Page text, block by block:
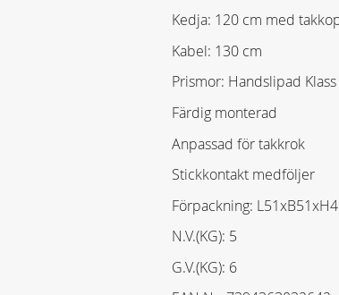
Kedja: 120 cm med
Kabel: 130 cm
Prismor: Handslipad
Färdig monterad
Anpassad för takkrok
Stickkontakt medföljer
Förpackning:
N.V.(KG): 5
G.V.(KG): 6